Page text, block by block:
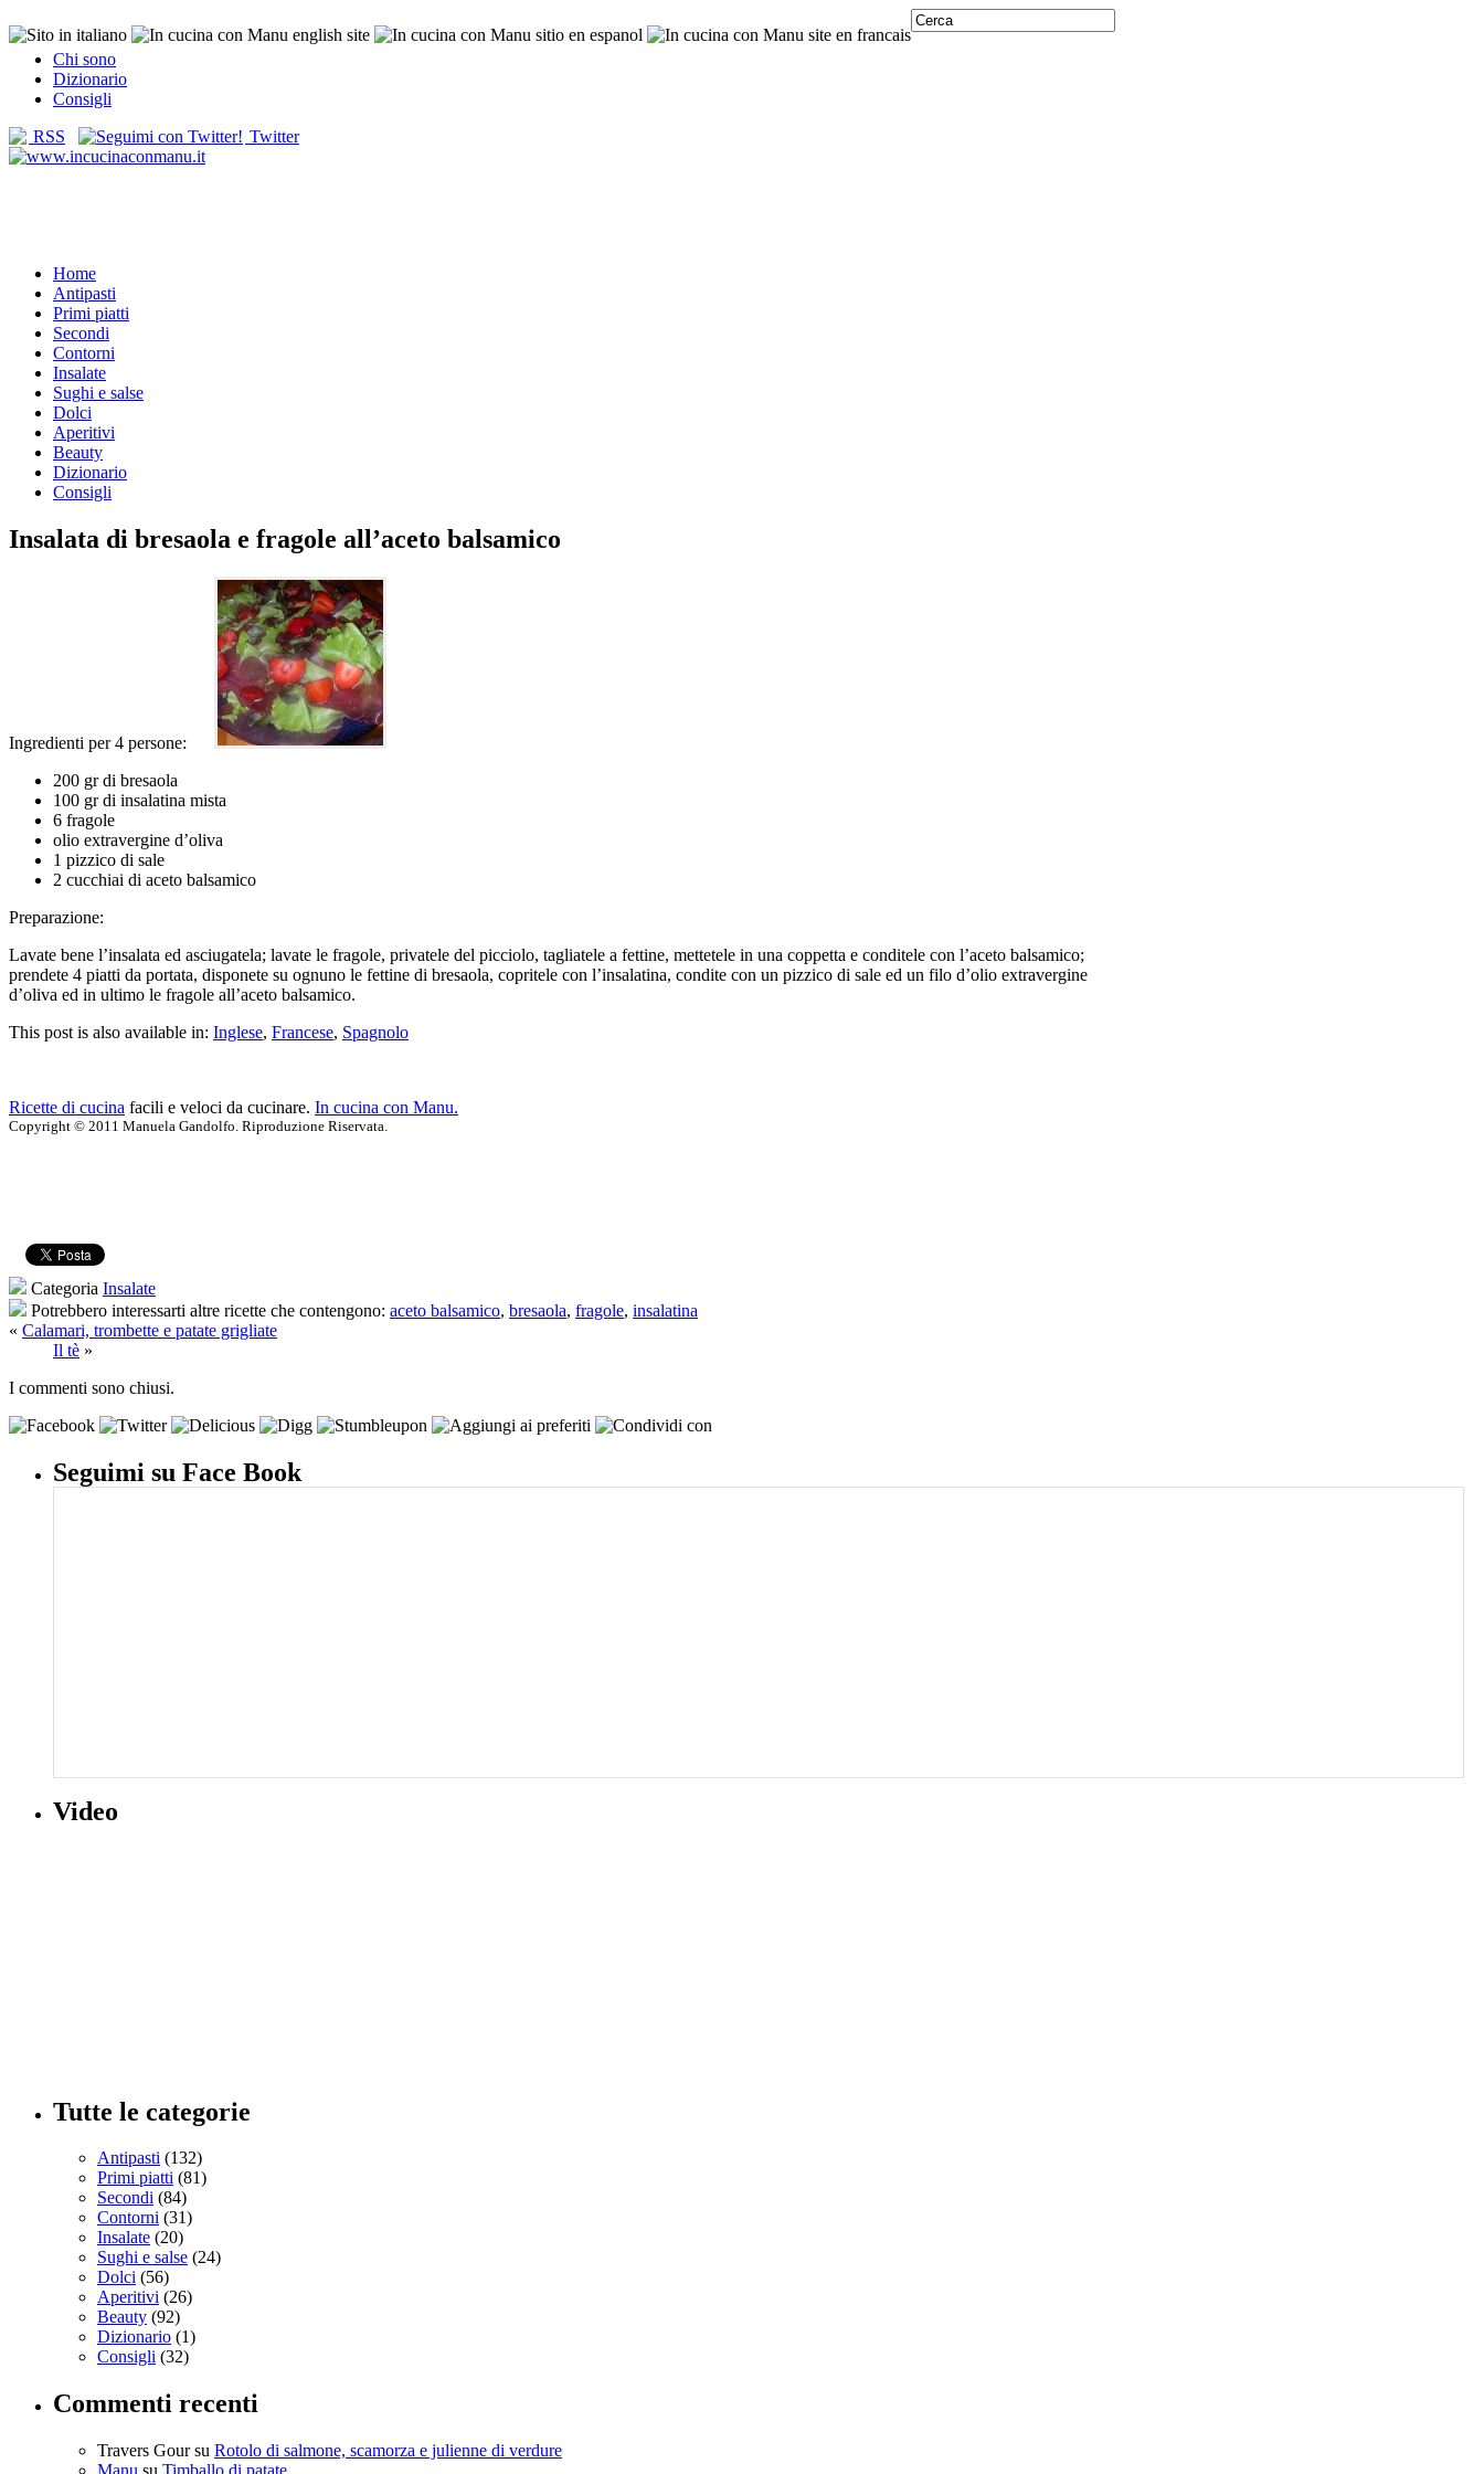
Chi sono
Dizionario
Consigli
RSS
Twitter
Home
Antipasti
Primi piatti
Secondi
Contorni
Insalate
Sughi e salse
Dolci
Aperitivi
Beauty
Dizionario
Consigli
Insalata di bresaola e fragole all’aceto balsamico
Ingredienti per 4 persone:
200 gr di bresaola
100 gr di insalatina mista
6 fragole
olio extravergine d’oliva
1 pizzico di sale
2 cucchiai di aceto balsamico
Preparazione:
Lavate bene l’insalata ed asciugatela; lavate le fragole, privatele del picciolo, tagliatele a fettine, mettetele in una coppetta e conditele con l’aceto balsamico;
prendete 4 piatti da portata, disponete su ognuno le fettine di bresaola, copritele con l’insalatina, condite con un pizzico di sale ed un filo d’olio extravergine
d’oliva ed in ultimo le fragole all’aceto balsamico.
This post is also available in: Inglese, Francese, Spagnolo
Ricette di cucina facili e veloci da cucinare. In cucina con Manu.
Copyright © 2011 Manuela Gandolfo. Riproduzione Riservata.
Categoria Insalate
Potrebbero interessarti altre ricette che contengono: aceto balsamico, bresaola, fragole, insalatina
« Calamari, trombette e patate grigliate
Il tè »
I commenti sono chiusi.
Seguimi su Face Book
Video
Tutte le categorie
Antipasti (132)
Primi piatti (81)
Secondi (84)
Contorni (31)
Insalate (20)
Sughi e salse (24)
Dolci (56)
Aperitivi (26)
Beauty (92)
Dizionario (1)
Consigli (32)
Commenti recenti
Travers Goursu Rotolo di salmone, scamorza e julienne di verdure